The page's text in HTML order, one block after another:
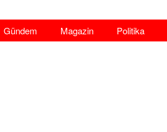
Gündem Magazin Politika